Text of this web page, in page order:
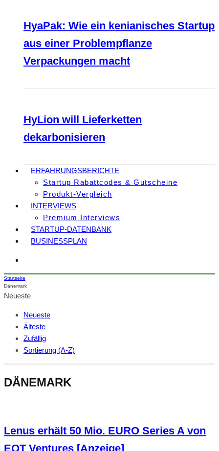
HyaPak: Wie ein kenianisches Startup
aus einer Problempflanze
Verpackungen macht
HyLion will Lieferketten
dekarbonisieren
ERFAHRUNGSBERICHTE
Startup Rabattcodes & Gutscheine
Produkt-Vergleich
INTERVIEWS
Premium Interviews
STARTUP-DATENBANK
BUSINESSPLAN
Startseite
Dänemark
Neueste
Neueste
Älteste
Zufällig
Sortierung (A-Z)
DÄNEMARK
Lenus erhält 50 Mio. EURO Series A von
EQT Ventures [Anzeige]